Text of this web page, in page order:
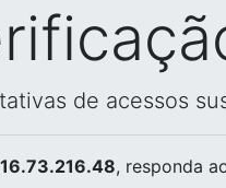
de acessos
, responda